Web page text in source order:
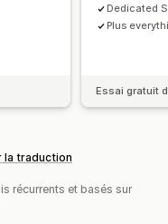
personnalisée
Virements bancaires
en bloc
Dedicated
Plus
Essai gratuit
la traduction
récurrents et basés sur